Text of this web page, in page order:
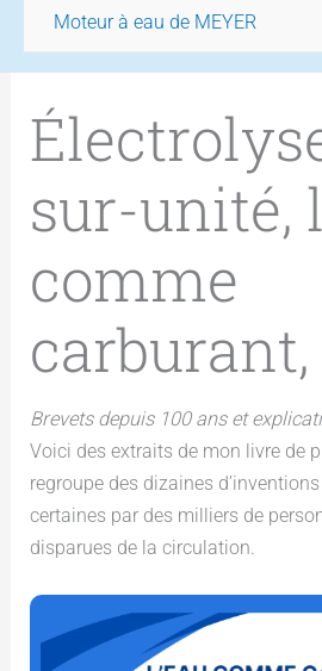
Moteur à eau de MEYER
sur-unité,
comme
carburant,
Brevets depuis 100 ans et
Voici des extraits de mon livre de
regroupe des dizaines
certaines par des milliers de
disparues de la circulation.